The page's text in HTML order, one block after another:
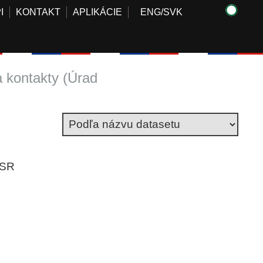
KONTAKT APLIKÁCIE ENG/SVK
kontakty (Úrad